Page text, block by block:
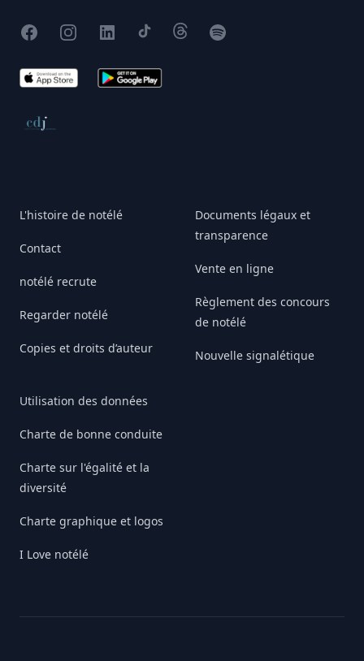
FacebookInstagram
X TikTokThreadsSpotify
App Store Google Play
Conseil de déontologie journalistique
L'histoire de notélé
Contact
notélé recrute
Regarder notélé
Copies et droits d’auteur
Utilisation des données
Charte de bonne conduite
Charte sur l'égalité et la
diversité
Charte graphique et logos
I Love notélé
Documents légaux et
transparence
Vente en ligne
Règlement des concours
de notélé
Nouvelle signalétique